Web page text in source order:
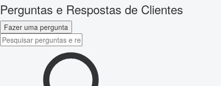
Perguntas e Respostas de Clientes
Fazer uma pergunta